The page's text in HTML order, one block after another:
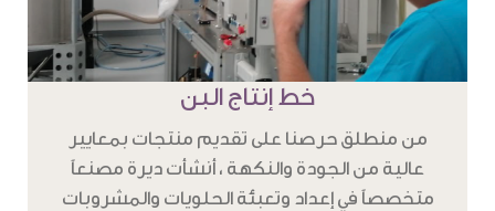
خط إنتاج البن
من منطلق حرصنا على تقديم منتجات بمعايير
عالية من الجودة والنكهة ، أنشأت ديرة مصنعاً
متخصصاً في إعداد وتعبئة الحلويات والمشروبات